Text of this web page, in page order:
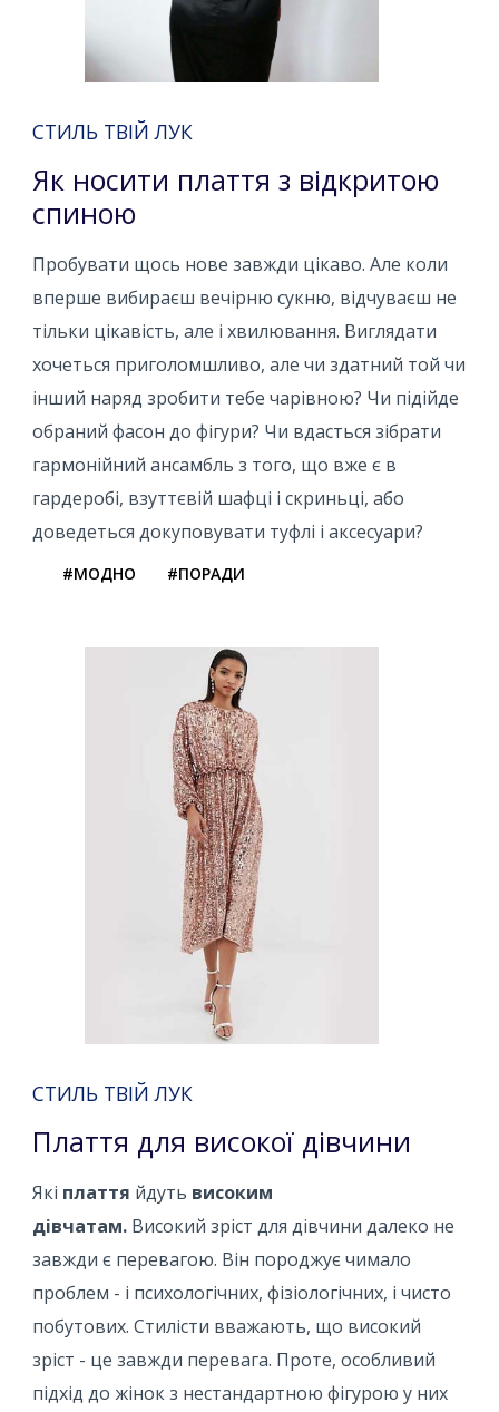
СТИЛЬ ТВІЙ ЛУК
Як носити плаття з відкритою
спиною
Пробувати щось нове завжди цікаво. Але коли
вперше вибираєш вечірню сукню, відчуваєш не
тільки цікавість, але і хвилювання. Виглядати
хочеться приголомшливо, але чи здатний той чи
інший наряд зробити тебе чарівною? Чи підійде
обраний фасон до фігури? Чи вдасться зібрати
гармонійний ансамбль з того, що вже є в
гардеробі, взуттєвій шафці і скриньці, або
доведеться докуповувати туфлі і аксесуари?
#МОДНО #ПОРАДИ
СТИЛЬ ТВІЙ ЛУК
Плаття для високої дівчини
Які плаття йдуть високим
дівчатам. Високий зріст для дівчини далеко не
завжди є перевагою. Він породжує чимало
проблем - і психологічних, фізіологічних, і чисто
побутових. Стилісти вважають, що високий
зріст - це завжди перевага. Проте, особливий
підхід до жінок з нестандартною фігурою у них